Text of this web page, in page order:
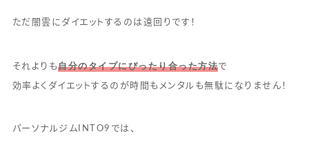
ただ闇雲にダイエットするのは遠回りです！
それよりも自分のタイプにぴったり合った方法で
効率よくダイエットするのが時間もメンタルも無駄になりません！
パーソナルジムINTO9では、